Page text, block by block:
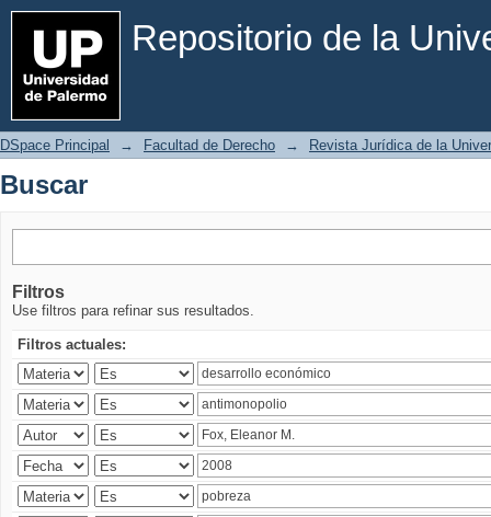
Repositorio de la
Buscar
DSpace Principal → Facultad de Derecho → Revista Jurídica de la
Buscar
Filtros
Use filtros para refinar sus resultados.
Filtros actuales: